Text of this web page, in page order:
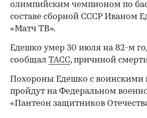
олимпийским чемпионом по
составе сборной СССР Иваном
«Матч ТВ».
Едешко умер 30 июля на 82-м
сообщал ТАСС, причиной
Похороны Едешко с воинскими
пройдут на Федеральном
«Пантеон защитников